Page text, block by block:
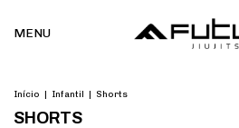
MENU
Início | Infantil | Shorts
SHORTS